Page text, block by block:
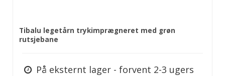
Tibalu legetårn trykimprægneret med grøn
rutsjebane
På eksternt lager - forvent 2-3 ugers